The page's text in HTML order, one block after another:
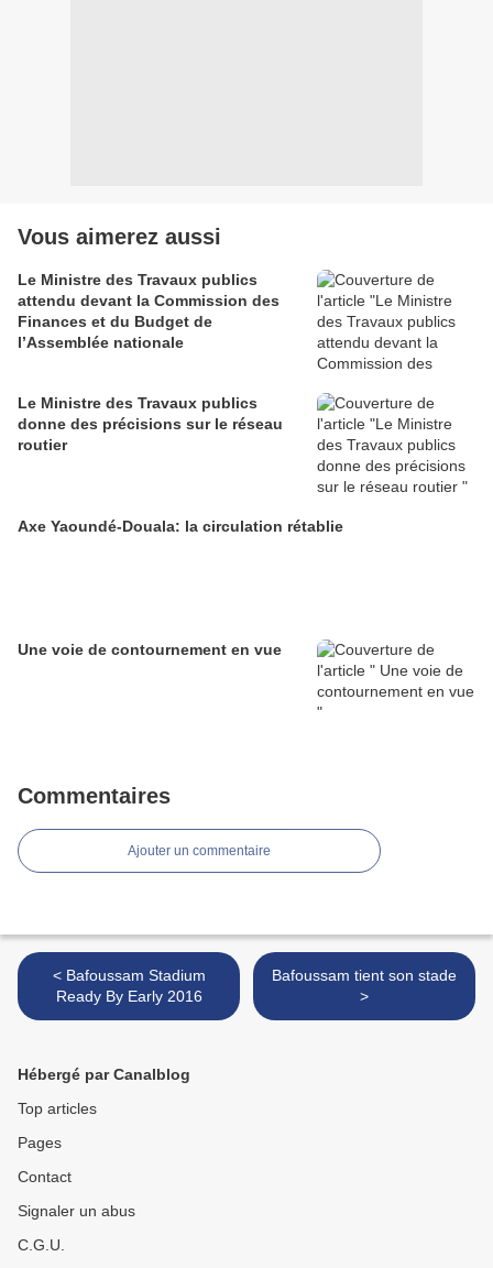
Vous aimerez aussi
Le Ministre des Travaux publics
attendu devant la Commission des
Finances et du Budget de
l’Assemblée nationale
Le Ministre des Travaux publics
donne des précisions sur le réseau
routier
Axe Yaoundé-Douala: la circulation rétablie
Une voie de contournement en vue
Commentaires
Ajouter un commentaire
< Bafoussam Stadium
Ready By Early 2016
Bafoussam tient son stade
>
Hébergé par Canalblog
Top articles
Pages
Contact
Signaler un abus
C.G.U.